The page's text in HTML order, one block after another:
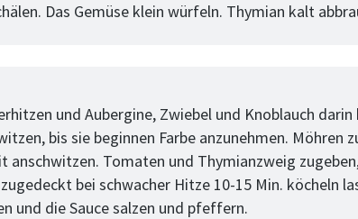
Das Gemüse klein würfeln. Thymian kalt
und Aubergine, Zwiebel und Knoblauch darin
bis sie beginnen Farbe anzunehmen. Möhren
anschwitzen. Tomaten und Thymianzweig
bei schwacher Hitze 10-15 Min. köcheln
und die Sauce salzen und pfeffern.